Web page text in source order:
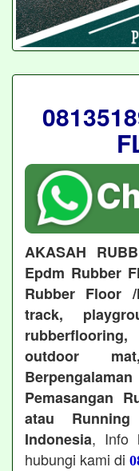
AKASAH
Epdm Rubber
Rubber Floor
track,
outdoor
Pemasangan
atau
Indonesia, Info
hubungi kami di